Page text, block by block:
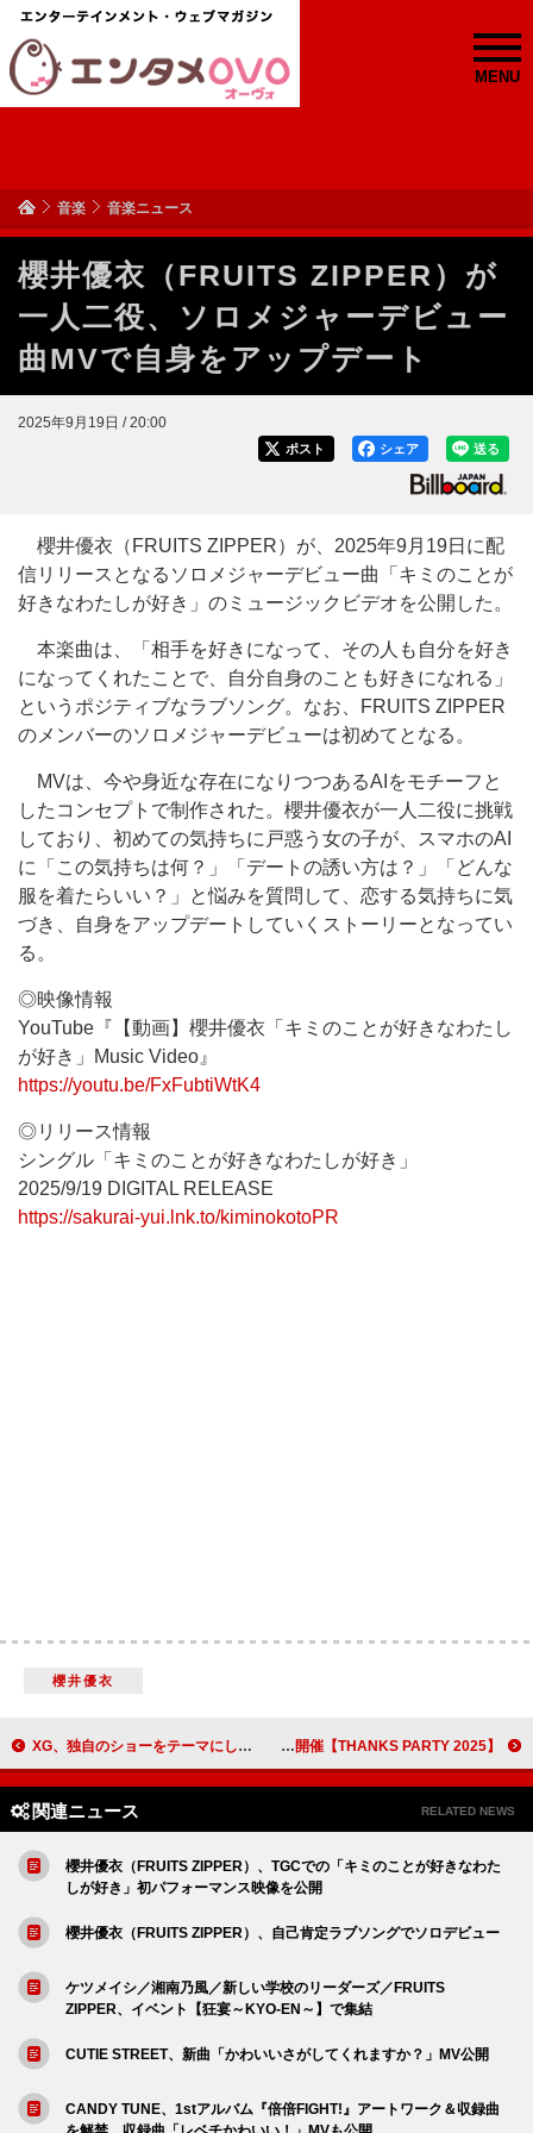
MENU
音楽 音楽ニュース
櫻井優衣（FRUITS ZIPPER）が
一人二役、ソロメジャーデビュー
曲MVで自身をアップデート
2025年9月19日 / 20:00
送る
シェア
ポスト
櫻井優衣（FRUITS ZIPPER）が、2025年9月19日に配
信リリースとなるソロメジャーデビュー曲「キミのことが
好きなわたしが好き」のミュージックビデオを公開した。
本楽曲は、「相手を好きになって、その人も自分を好き
になってくれたことで、自分自身のことも好きになれる」
というポジティブなラブソング。なお、FRUITS ZIPPER
のメンバーのソロメジャーデビューは初めてとなる。
MVは、今や身近な存在になりつつあるAIをモチーフと
したコンセプトで制作された。櫻井優衣が一人二役に挑戦
しており、初めての気持ちに戸惑う女の子が、スマホのAI
に「この気持ちは何？」「デートの誘い方は？」「どんな
服を着たらいい？」と悩みを質問して、恋する気持ちに気
づき、自身をアップデートしていくストーリーとなってい
る。
◎映像情報
YouTube『【動画】櫻井優衣「キミのことが好きなわたし
が好き」Music Video』
https://youtu.be/FxFubtiWtK4
◎リリース情報
シングル「キミのことが好きなわたしが好き」
2025/9/19 DIGITAL RELEASE
https://sakurai-yui.lnk.to/kiminokotoPR
櫻井優衣
XG、独自のショーをテーマにした最新シングル「GALA」のMV公開 BRADIO、主催ライブにFIVE NEW OLD／OKAMOTO'Sが出演決定 12月開催【THANKS PARTY 2025】
関連ニュース RELATED NEWS
櫻井優衣（FRUITS ZIPPER）、TGCでの「キミのことが好きなわた
しが好き」初パフォーマンス映像を公開
櫻井優衣（FRUITS ZIPPER）、自己肯定ラブソングでソロデビュー
ケツメイシ／湘南乃風／新しい学校のリーダーズ／FRUITS
ZIPPER、イベント【狂宴～KYO-EN～】で集結
CUTIE STREET、新曲「かわいいさがしてくれますか？」MV公開
CANDY TUNE、1stアルバム『倍倍FIGHT!』アートワーク＆収録曲